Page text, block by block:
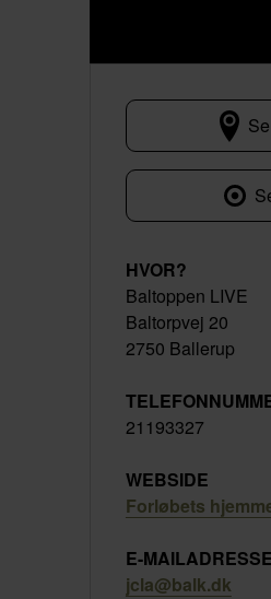
HVOR?
Baltoppen LIVE
Baltorpvej 20
2750 Ballerup
21193327
WEBSIDE
Forløbets
E-MAILADRESSE
jcla@balk.dk